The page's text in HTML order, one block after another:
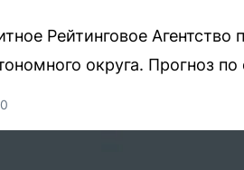
Рейтинговое
округа. Прогноз
0